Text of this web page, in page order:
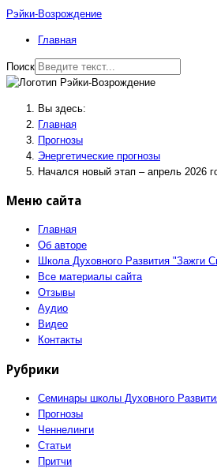
Рэйки-Возрождение
Главная
Поиск
Вы здесь:
Главная
Прогнозы
Энергетические прогнозы
Начался новый этап – апрель 2026
Меню сайта
Главная
Об авторе
Школа Духовного Развития "Зажги
Все материалы сайта
Отзывы
Аудио
Видео
Контакты
Рубрики
Семинары школы Духовного
Прогнозы
Ченнелинги
Статьи
Притчи